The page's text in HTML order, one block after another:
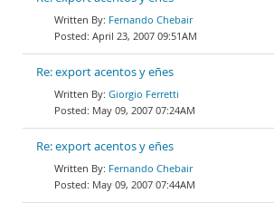
Fernando Chebair
April 23, 2007 09:51AM
Re: export acentos y eñes
Giorgio Ferretti
May 09, 2007 07:24AM
Re: export acentos y eñes
Fernando Chebair
May 09, 2007 07:44AM